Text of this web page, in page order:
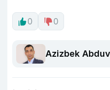
0 0
Azizbek